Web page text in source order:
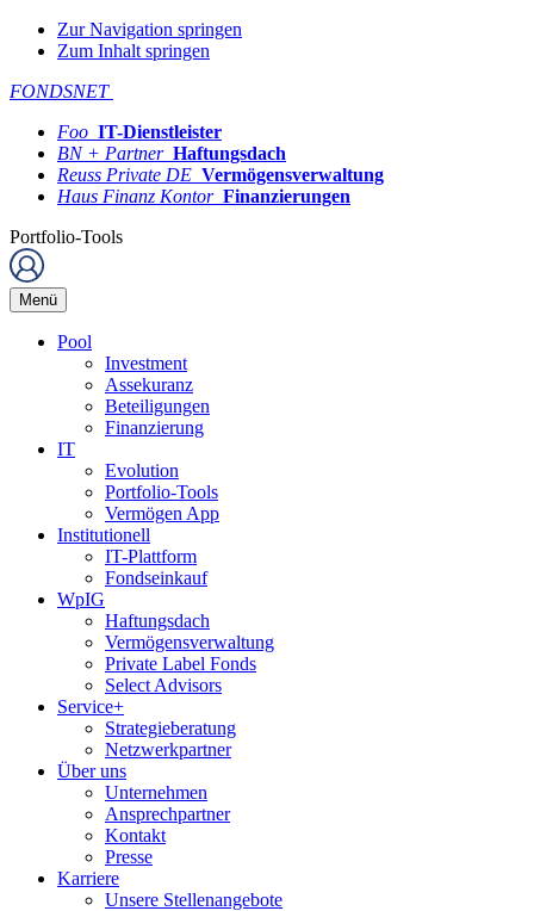
Zur Navigation springen
Zum Inhalt springen
FONDSNET
Foo IT-Dienstleister
BN + Partner Haftungsdach
Reuss Private DE Vermögensverwaltung
Haus Finanz Kontor Finanzierungen
Portfolio-Tools
Menü
Pool
Investment
Assekuranz
Beteiligungen
Finanzierung
IT
Evolution
Portfolio-Tools
Vermögen App
Institutionell
IT-Plattform
Fondseinkauf
WpIG
Haftungsdach
Vermögensverwaltung
Private Label Fonds
Select Advisors
Service+
Strategieberatung
Netzwerkpartner
Über uns
Unternehmen
Ansprechpartner
Kontakt
Presse
Karriere
Unsere Stellenangebote